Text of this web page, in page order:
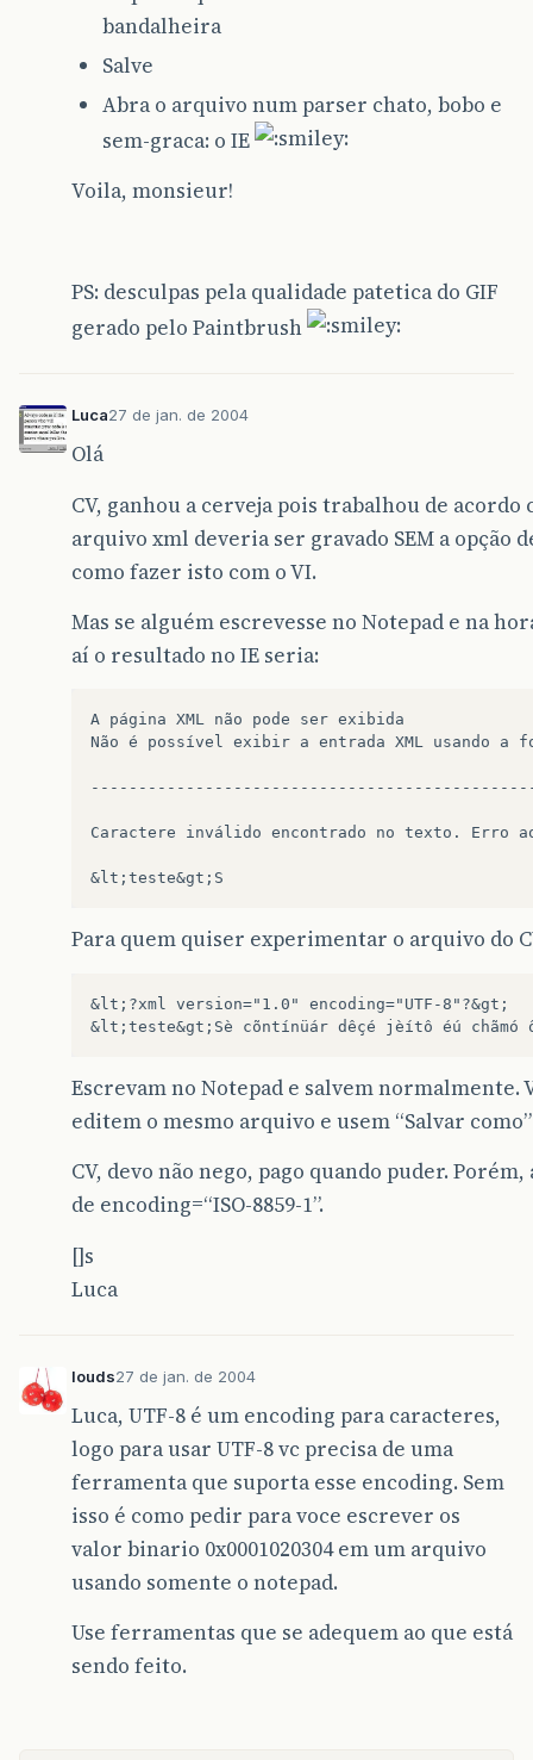
bandalheira
Salve
Abra o arquivo num parser chato, bobo e
sem-graca: o IE
Voila, monsieur!
PS: desculpas pela qualidade patetica do GIF
gerado pelo Paintbrush
Luca27 de jan. de 2004
Olá
CV, ganhou a cerveja pois trabalhou de
arquivo xml deveria ser gravado SEM a opção
como fazer isto com o VI.
Mas se alguém escrevesse no Notepad e na
aí o resultado no IE seria:
A página XML não pode ser exibida
Não é possível exibir a entrada XML usando
Caractere inválido encontrado no texto. Erro
&lt;teste&gt;S
Para quem quiser experimentar o arquivo do
&lt;?xml version="1.0" encoding="UTF-8"?&gt;
Escrevam no Notepad e salvem
editem o mesmo arquivo e usem “Salvar
CV, devo não nego, pago quando puder.
de encoding=“ISO-8859-1”.
[]s
Luca
louds27 de jan. de 2004
Luca, UTF-8 é um encoding para caracteres,
logo para usar UTF-8 vc precisa de uma
ferramenta que suporta esse encoding. Sem
isso é como pedir para voce escrever os
valor binario 0x0001020304 em um arquivo
usando somente o notepad.
Use ferramentas que se adequem ao que está
sendo feito.